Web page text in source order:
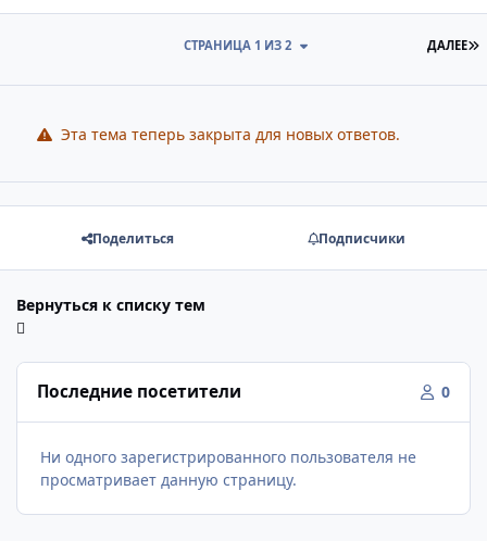
ДАЛЕЕ
СТРАНИЦА 1 ИЗ 2
Эта тема теперь закрыта для новых ответов.
Поделиться Подписчики
Вернуться к списку тем
Последние посетители 0
Ни одного зарегистрированного пользователя не
просматривает данную страницу.